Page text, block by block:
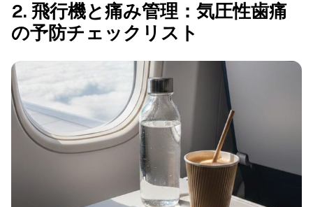
2. 飛行機と痛み管理：気圧性歯痛
の予防チェックリスト